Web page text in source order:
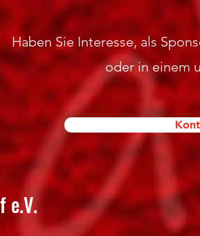
Haben Sie Interesse, als
oder in einem
e.V.